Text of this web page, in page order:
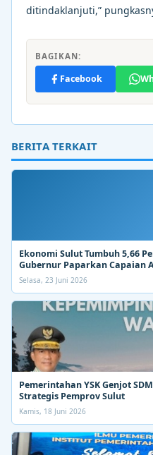
ditindaklanjuti,”
BAGIKAN:
Facebook
BERITA TERKAIT
Ekonomi Sulut Tumbuh 5,66
Gubernur Paparkan Capaian
Selasa, 23 Juni 2026
Pemerintahan YSK Genjot
Strategis Pemprov Sulut
Kamis, 18 Juni 2026